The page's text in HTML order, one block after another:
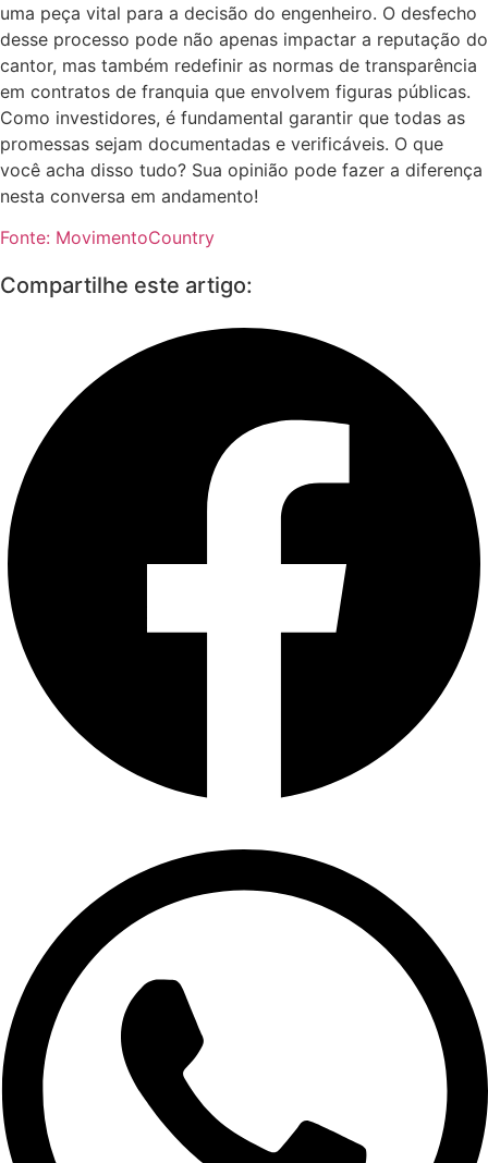
uma peça vital para a decisão do engenheiro. O desfecho
desse processo pode não apenas impactar a reputação do
cantor, mas também redefinir as normas de transparência
em contratos de franquia que envolvem figuras públicas.
Como investidores, é fundamental garantir que todas as
promessas sejam documentadas e verificáveis. O que
você acha disso tudo? Sua opinião pode fazer a diferença
nesta conversa em andamento!
Fonte: MovimentoCountry
Compartilhe este artigo: